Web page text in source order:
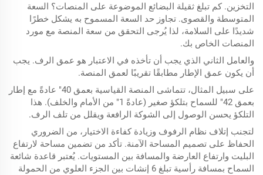
التخزين. كم تبلغ ثقيلة البضائع الموضوعة على المنصات؟ السعة
المتوسطة والقصوى. تجاوز حد السعة المسموح به يشكل خطرًا
شديدًا على السلامة، لذا يُرجى التحقق من سعة المنصة مع مورد
المنصات الخاص بك.
والعامل الثاني الذي يجب أن تأخذه في الاعتبار هو عمق الرف. يجب
أن يكون عمق الإطار مطابقًا تقريبًا لعمق المنصة.
على سبيل المثال، تتماشى المنصة القياسية بعمق 40" عادةً مع إطار
بعمق 42" للسماح بتلكؤ صغير (عادةً 1" من الأمام والخلف). هذا
التلكؤ يحسن الوصول إلى الشوكة الرافعة ويقلل من تلف الرف.
لتجنب إتلاف نظام الرفوف وزيادة كفاءة الاختيار، من الضروري
الحفاظ على تصميم المساحة الآمنة. تأكد من تضمين مساحة لارتفاع
البليت وارتفاع العارضة والمسافة بين المستويات. يُعتبر قاعدة شائعة
السماح بمسافة رأسية تبلغ 6 إنشات بين الجزء العلوي من الحمولة